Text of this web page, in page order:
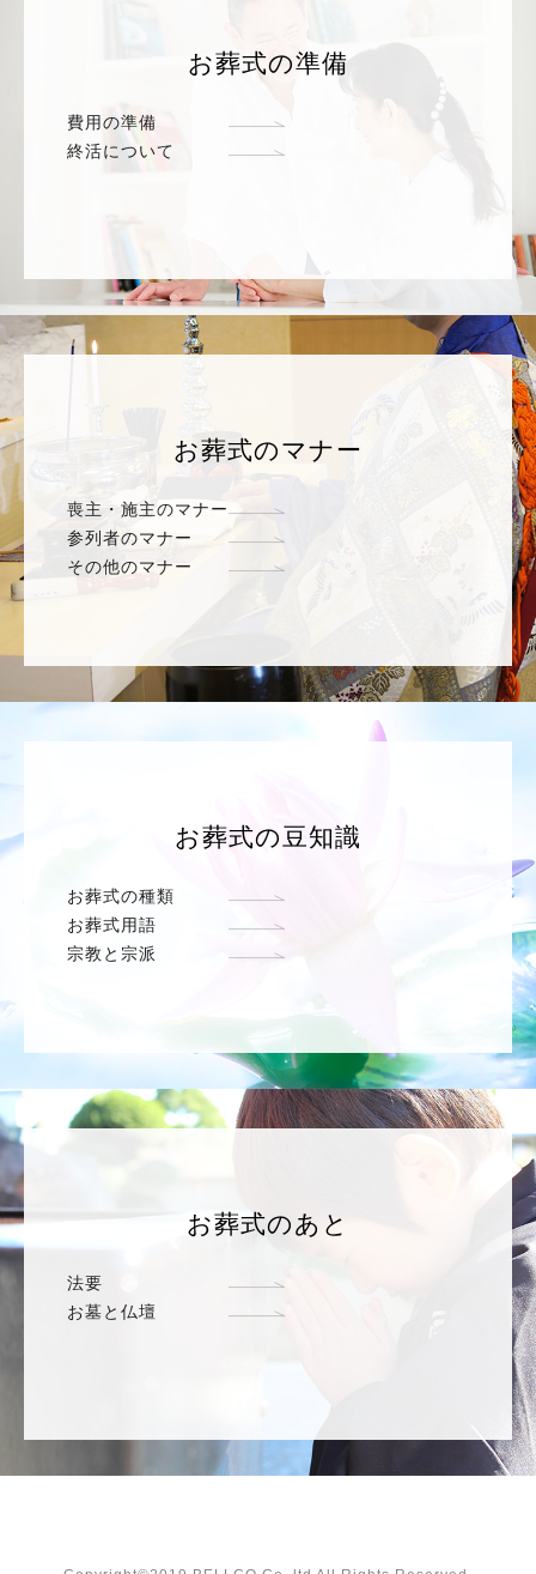
お葬式の準備
費用の準備
終活について
お葬式のマナー
喪主・施主のマナー
参列者のマナー
その他のマナー
お葬式の豆知識
お葬式の種類
お葬式用語
宗教と宗派
お葬式のあと
法要
お墓と仏壇